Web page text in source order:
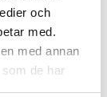
och
med.
med annan
de har
Finns i lager